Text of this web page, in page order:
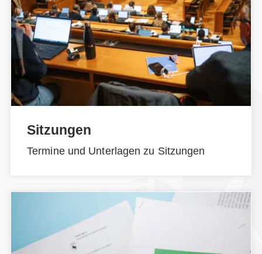
Sitzungen
Termine und Unterlagen zu Sitzungen